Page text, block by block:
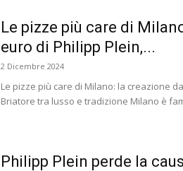
Le pizze più care di
euro di Philipp Plein,...
2 Dicembre 2024
Le pizze più care di Milano: la creazione
Briatore tra lusso e tradizione Milano è
Philipp Plein perde la